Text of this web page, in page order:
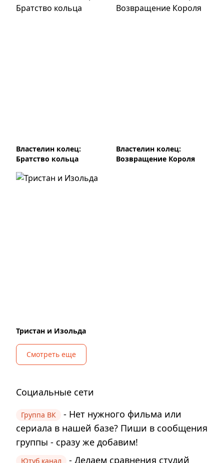
Властелин колец:
Братство кольца
Властелин колец:
Возвращение Короля
Тристан и Изольда
Смотреть еще
Социальные сети
Группа ВК
- Нет нужного фильма или
сериала в нашей базе? Пиши в сообщения
группы - сразу же добавим!
Ютуб канал - Делаем сравнения студий